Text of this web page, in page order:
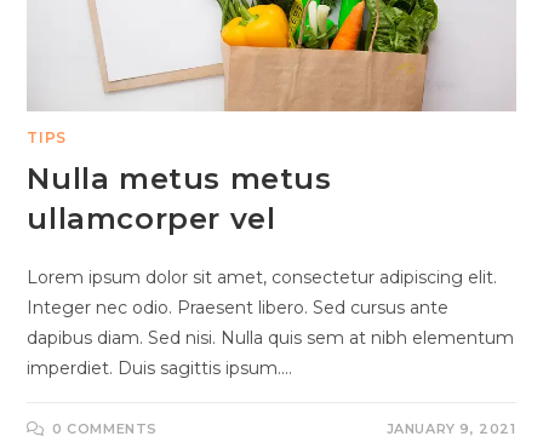
TIPS
Nulla metus metus
ullamcorper vel
Lorem ipsum dolor sit amet, consectetur adipiscing elit.
Integer nec odio. Praesent libero. Sed cursus ante
dapibus diam. Sed nisi. Nulla quis sem at nibh elementum
imperdiet. Duis sagittis ipsum.…
0 COMMENTS JANUARY 9, 2021